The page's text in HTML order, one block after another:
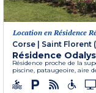
Location en Résidence
Corse | Saint Florent
Résidence
Résidence proche de la
piscine, pataugeoire, aire